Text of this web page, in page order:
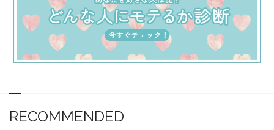
RECOMMENDED